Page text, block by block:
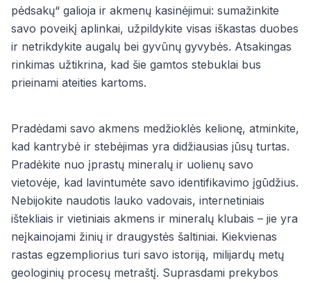
pėdsakų“ galioja ir akmenų kasinėjimui: sumažinkite
savo poveikį aplinkai, užpildykite visas iškastas duobes
ir netrikdykite augalų bei gyvūnų gyvybės. Atsakingas
rinkimas užtikrina, kad šie gamtos stebuklai bus
prieinami ateities kartoms.
Pradėdami savo akmens medžioklės kelionę, atminkite,
kad kantrybė ir stebėjimas yra didžiausias jūsų turtas.
Pradėkite nuo įprastų mineralų ir uolienų savo
vietovėje, kad lavintumėte savo identifikavimo įgūdžius.
Nebijokite naudotis lauko vadovais, internetiniais
ištekliais ir vietiniais akmens ir mineralų klubais – jie yra
neįkainojami žinių ir draugystės šaltiniai. Kiekvienas
rastas egzempliorius turi savo istoriją, milijardų metų
geologinių procesų metraštį. Suprasdami prekybos